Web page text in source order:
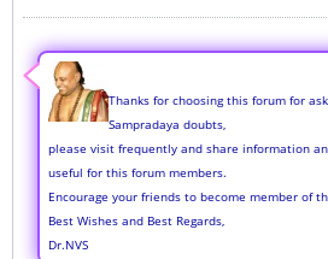
Thanks for choosing this forum for
Sampradaya doubts,
please visit frequently and share information
useful for this forum members.
Encourage your friends to become member of
Best Wishes and Best Regards,
Dr.NVS